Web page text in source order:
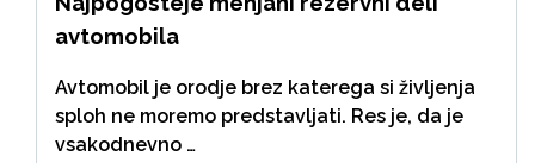
avtomobila
Avtomobil je orodje brez katerega si življenja
sploh ne moremo predstavljati. Res je, da je
vsakodnevno …